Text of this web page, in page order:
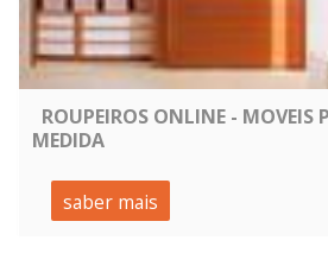
ROUPEIROS ONLINE - MOVEIS
MEDIDA
saber mais